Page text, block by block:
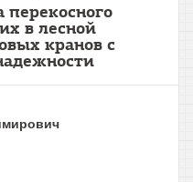
перекосного
в лесной
кранов с